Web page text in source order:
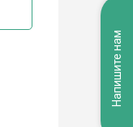
Напишите нам